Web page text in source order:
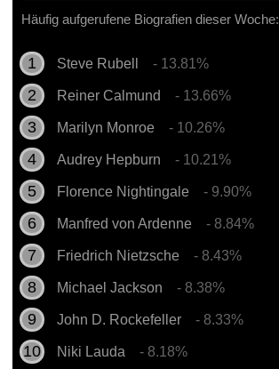
Häufig aufgerufene Biografien dieser Woche:
Steve Rubell - 13.81%
Reiner Calmund - 13.66%
Marilyn Monroe - 10.26%
Audrey Hepburn - 10.21%
Florence Nightingale - 9.90%
Manfred von Ardenne - 8.84%
Friedrich Nietzsche - 8.43%
Michael Jackson - 8.38%
John D. Rockefeller - 8.33%
Niki Lauda - 8.18%